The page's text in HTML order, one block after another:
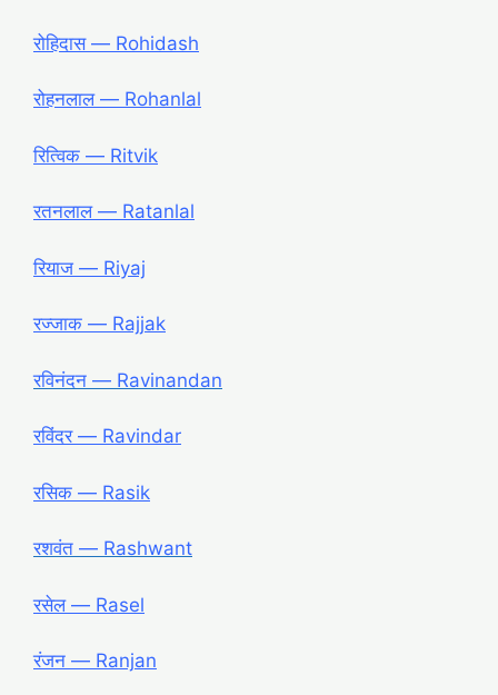
रोहिदास ― Rohidash
रोहनलाल ― Rohanlal
रित्विक ― Ritvik
रतनलाल ― Ratanlal
रियाज ― Riyaj
रज्जाक ― Rajjak
रविनंदन ― Ravinandan
रविंदर ― Ravindar
रसिक ― Rasik
रशवंत ― Rashwant
रसेल ― Rasel
रंजन ― Ranjan